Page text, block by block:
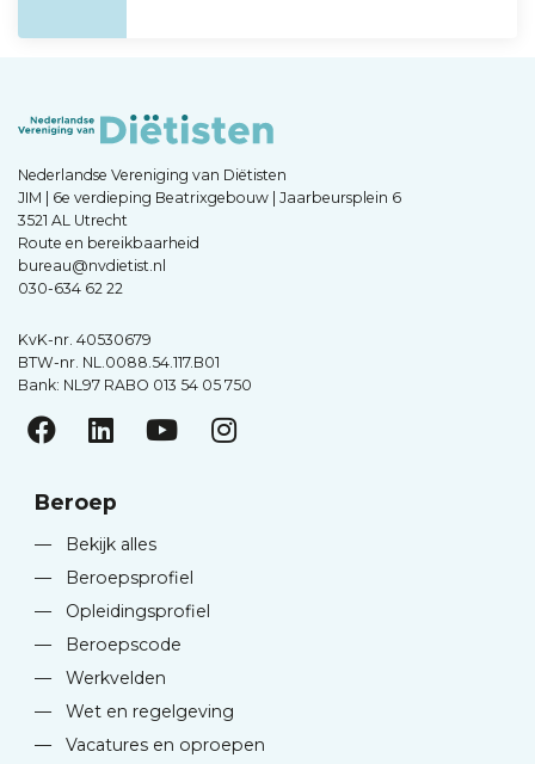
Nederlandse Vereniging van Diëtisten
JIM | 6e verdieping Beatrixgebouw | Jaarbeursplein 6
3521 AL Utrecht
Route en bereikbaarheid
bureau@nvdietist.nl
030-634 62 22
KvK-nr. 40530679
BTW-nr. NL.0088.54.117.B01
Bank: NL97 RABO 013 54 05 750
Beroep
—
Bekijk alles
—
Beroepsprofiel
—
Opleidingsprofiel
—
Beroepscode
—
Werkvelden
—
Wet en regelgeving
—
Vacatures en oproepen